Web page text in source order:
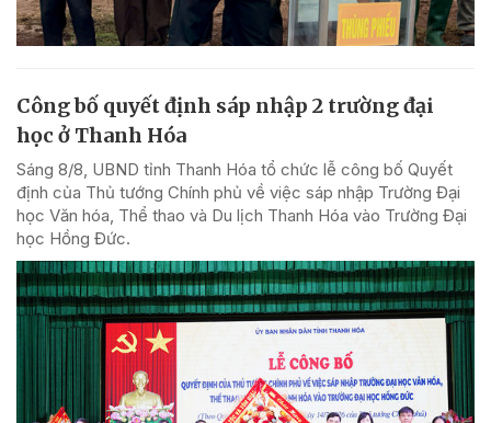
Công bố quyết định sáp nhập 2 trường đại
học ở Thanh Hóa
Sáng 8/8, UBND tỉnh Thanh Hóa tổ chức lễ công bố Quyết
định của Thủ tướng Chính phủ về việc sáp nhập Trường Đại
học Văn hóa, Thể thao và Du lịch Thanh Hóa vào Trường Đại
học Hồng Đức.